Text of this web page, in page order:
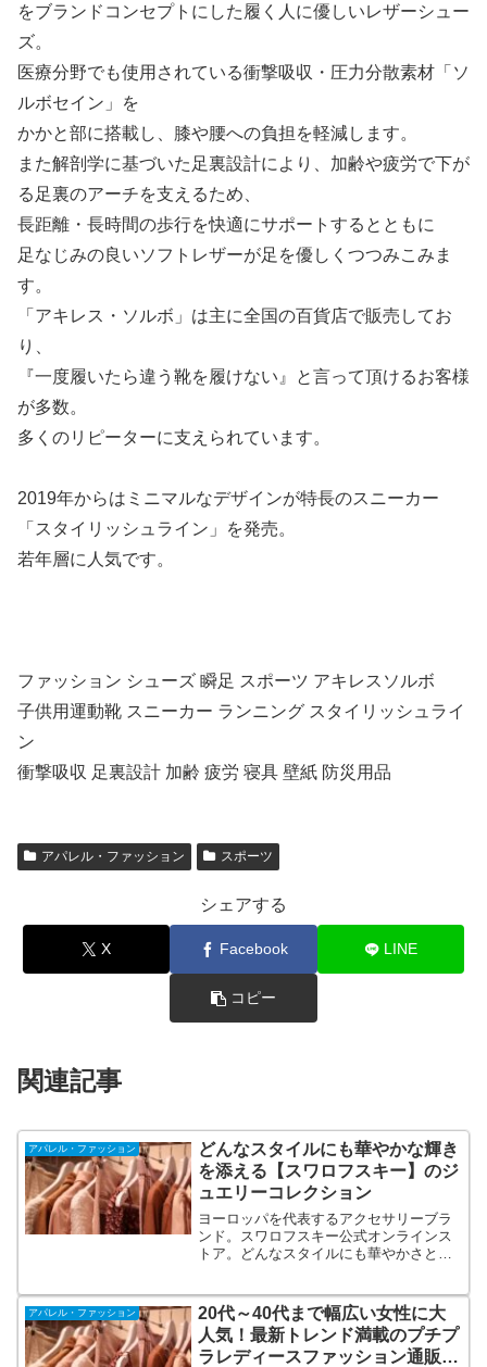
をブランドコンセプトにした履く人に優しいレザーシュー
ズ。
医療分野でも使用されている衝撃吸収・圧力分散素材「ソ
ルボセイン」を
かかと部に搭載し、膝や腰への負担を軽減します。
また解剖学に基づいた足裏設計により、加齢や疲労で下が
る足裏のアーチを支えるため、
長距離・長時間の歩行を快適にサポートするとともに
足なじみの良いソフトレザーが足を優しくつつみこみま
す。
「アキレス・ソルボ」は主に全国の百貨店で販売してお
り、
『一度履いたら違う靴を履けない』と言って頂けるお客様
が多数。
多くのリピーターに支えられています。
2019年からはミニマルなデザインが特長のスニーカー
「スタイリッシュライン」を発売。
若年層に人気です。
ファッション シューズ 瞬足 スポーツ アキレスソルボ
子供用運動靴 スニーカー ランニング スタイリッシュライ
ン
衝撃吸収 足裏設計 加齢 疲労 寝具 壁紙 防災用品
アパレル・ファッション スポーツ
シェアする
X Facebook LINE
コピー
関連記事
アパレル・ファッション
どんなスタイルにも華やかな輝き
を添える【スワロフスキー】のジ
ュエリーコレクション
ヨーロッパを代表するアクセサリーブラ
ンド。スワロフスキー公式オンラインス
トア。どんなスタイルにも華やかさと輝
くの女性の心を虜にし続けてきたスワロ
フスキーの商品は、幅広い年齢層の女性
に愛用していただけます。
アパレル・ファッション
20代～40代まで幅広い女性に大
人気！最新トレンド満載のプチプ
ラレディースファッション通販サ